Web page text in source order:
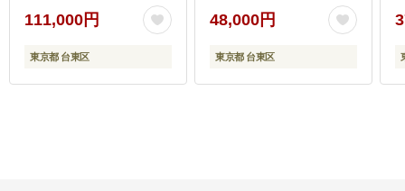
ーム刺繍付き(サイズ：
46サイズ)
111,000円
東京都 台東区
ブラック)
48,000円
東京都 台東区